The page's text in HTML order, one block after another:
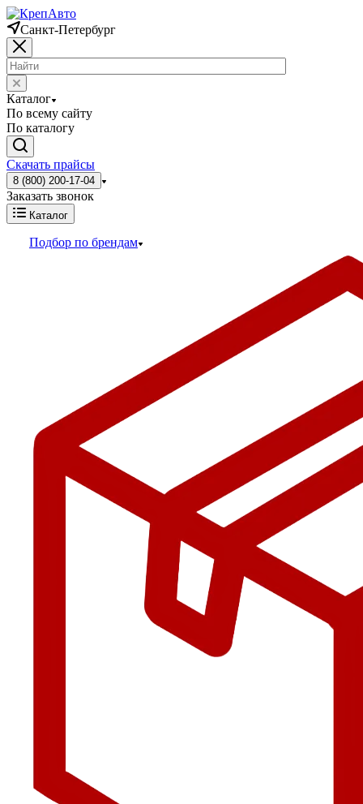
Санкт-Петербург
Каталог
По всему сайту
По каталогу
Скачать прайсы
8 (800) 200-17-04
Заказать звонок
Каталог
Подбор по брендам